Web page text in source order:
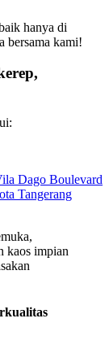
hanya di
bersama kami!
Dago Boulevard
Tangerang
kaos impian